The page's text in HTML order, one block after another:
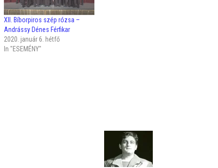
XII. Bíborpiros szép rózsa –
Andrássy Dénes Férfikar
2020. január 6. hétfő
In "ESEMÉNY"